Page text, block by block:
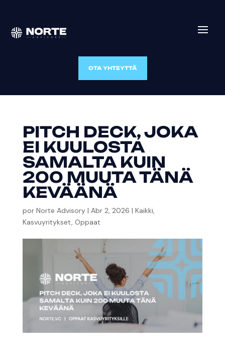
OTA YHTEYTTÄ
PITCH DECK, JOKA
EI KUULOSTA
SAMALTA KUIN
200 MUUTA TÄNÄ
KEVÄÄNÄ
por Norte Advisory| Abr 2, 2026 | Kaikki,
Kasvuyritykset, Oppaat